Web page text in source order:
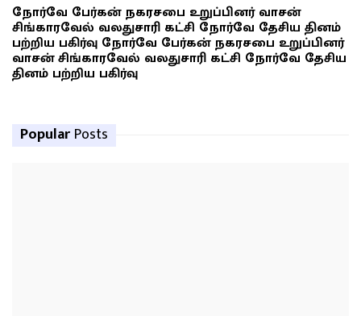
நோர்வே பேர்கன் நகரசபை உறுப்பினர் வாசன்
சிங்காரவேல் வலதுசாரி கட்சி நோர்வே தேசிய தினம்
பற்றிய பகிர்வு நோர்வே பேர்கன் நகரசபை உறுப்பினர்
வாசன் சிங்காரவேல் வலதுசாரி கட்சி நோர்வே தேசிய
தினம் பற்றிய பகிர்வு
Popular Posts